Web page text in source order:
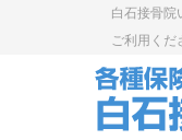
白石接骨院
ご利用くだ